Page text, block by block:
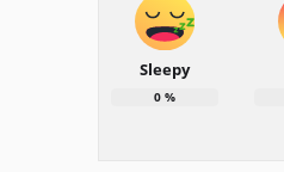
Sleepy
0%